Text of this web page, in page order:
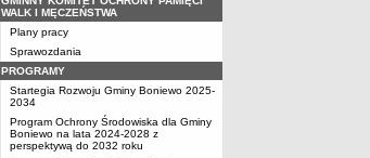
WALK I MĘCZEŃSTWA
Plany pracy
Sprawozdania
PROGRAMY
Startegia Rozwoju Gminy Boniewo 2025-
2034
Program Ochrony Środowiska dla Gminy
Boniewo na lata 2024-2028 z
perspektywą do 2032 roku